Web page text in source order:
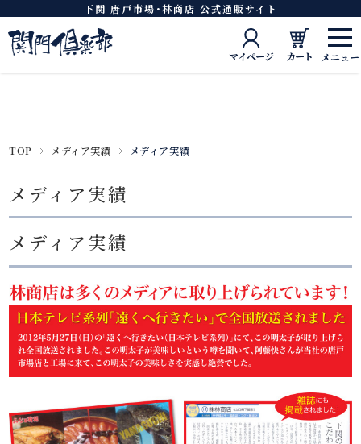
下関 唐戸市場･林商店 公式通販サイト
マイページ カート
TOP メディア実績 メディア実績
メディア実績
メディア実績